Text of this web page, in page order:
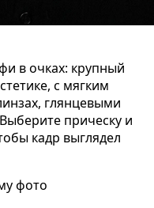
в очках: крупный
с мягким
глянцевыми
прическу и
кадр выглядел
фото